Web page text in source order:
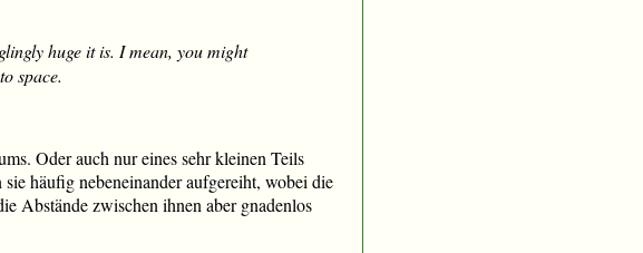
huge it is. I mean, you might
space.
Oder auch nur eines sehr kleinen Teils
häufig nebeneinander aufgereiht, wobei die
Abstände zwischen ihnen aber gnadenlos